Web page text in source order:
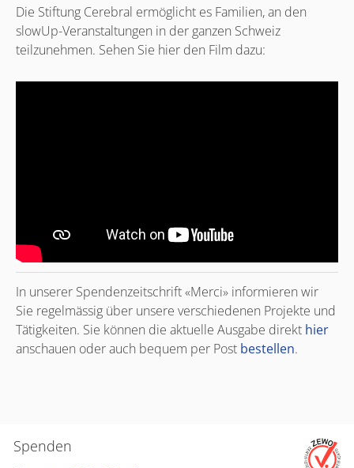
Spenden
Die Stiftung Cerebral ermöglicht es Familien, an den
slowUp-Veranstaltungen in der ganzen Schweiz
teilzunehmen. Sehen Sie hier den Film dazu:
In unserer Spendenzeitschrift «Merci» informieren wir
Sie regelmässig über unsere verschiedenen Projekte und
Tätigkeiten. Sie können die aktuelle Ausgabe direkt hier
anschauen oder auch bequem per Post bestellen.